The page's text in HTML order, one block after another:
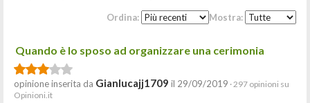
Ordina: Mostra:
Quando è lo sposo ad organizzare una cerimonia
opinione inserita da Gianlucajj1709 il 29/09/2019 · 297 opinioni su
Opinioni.it